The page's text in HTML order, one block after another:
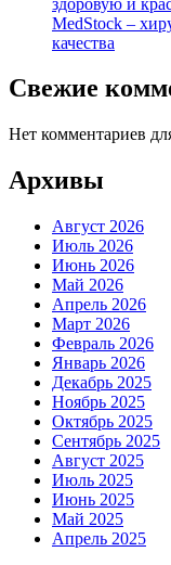
MedStock –
качества
Свежие
Нет комментариев
Архивы
Август 2026
Июль 2026
Июнь 2026
Май 2026
Апрель 2026
Март 2026
Февраль 2026
Январь 2026
Декабрь 2025
Ноябрь 2025
Октябрь 2025
Сентябрь 2025
Август 2025
Июль 2025
Июнь 2025
Май 2025
Апрель 2025